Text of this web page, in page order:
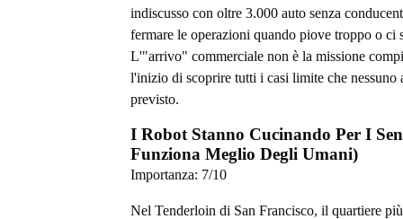
indiscusso con oltre 3.000 auto senza
fermare le operazioni quando piove troppo o ci
L'"arrivo" commerciale non è la missione
l'inizio di scoprire tutti i casi limite che nessuno
previsto.
I Robot Stanno Cucinando Per I
Funziona Meglio Degli Umani)
Importanza: 7/10
Nel Tenderloin di San Francisco, il quartiere